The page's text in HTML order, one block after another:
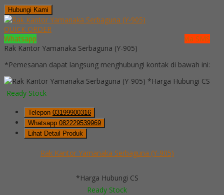
Hubungi Kami
QUICK ORDER
Whatsapp
via SMS
Rak Kantor Yamanaka Serbaguna (Y-905)
*Pemesanan dapat langsung menghubungi kontak di bawah ini:
*Harga Hubungi CS
Ready Stock
Telepon 03199900316
Whatsapp 082229539969
Lihat Detail Produk
Rak Kantor Yamanaka Serbaguna (Y-905)
*Harga Hubungi CS
Ready Stock